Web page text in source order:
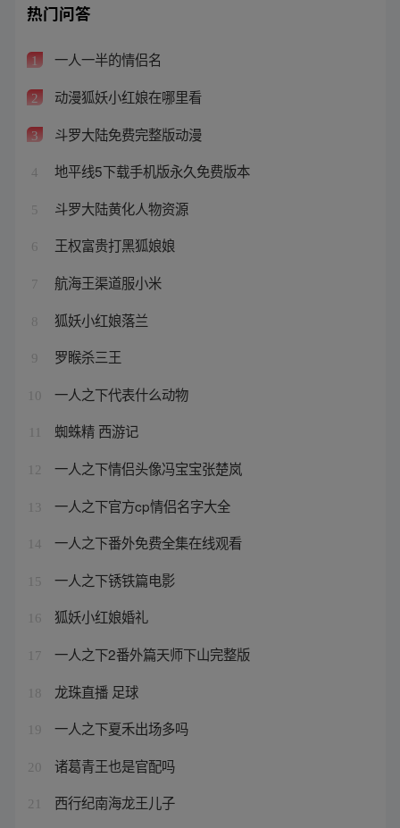
热门问答
1 一人一半的情侣名
2 动漫狐妖小红娘在哪里看
3 斗罗大陆免费完整版动漫
4 地平线5下载手机版永久免费版本
5 斗罗大陆黄化人物资源
6 王权富贵打黑狐娘娘
7 航海王渠道服小米
8 狐妖小红娘落兰
9 罗睺杀三王
10 一人之下代表什么动物
蜘蛛精 西游记
12 一人之下情侣头像冯宝宝张楚岚
13 一人之下官方cp情侣名字大全
14 一人之下番外免费全集在线观看
15 一人之下锈铁篇电影
16 狐妖小红娘婚礼
17 一人之下2番外篇天师下山完整版
18 龙珠直播 足球
19 一人之下夏禾出场多吗
20 诸葛青王也是官配吗
21 西行纪南海龙王儿子